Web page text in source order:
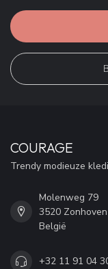
COURAGE
Trendy modieuze
Molenweg 79
3520 Zonhoven
België
+32 11 91 04